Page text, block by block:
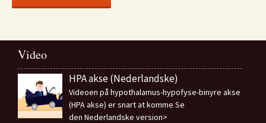
Video
HPA akse (Nederlandske)
Videoen på hypothalamus-hypofyse-binyre akse
(HPA akse) er snart at komme Se
den Nederlandske version>